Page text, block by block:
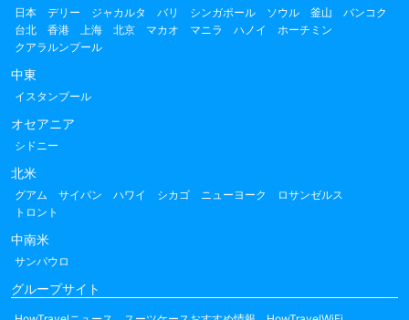
日本 デリー ジャカルタ バリ シンガポール ソウル 釜山
バンコク
台北
香港 上海 北京 マカオ マニラ ハノイ
ホーチミン
クアラルンプール
中東
イスタンブール
オセアニア
シドニー
北米
グアム サイパン ハワイ シカゴ ニューヨーク
ロサンゼルス
トロント
中南米
サンパウロ
グループサイト